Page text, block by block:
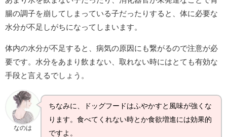
腸の調子を崩してしまっている子だったりすると、体に必要な
水分が不足しがちになってしまいます。
体内の水分が不足すると、病気の原因にも繋がるので注意が必
要です。水分をあまり飲まない、取れない時にはとても有効な
手段と言えるでしょう。
なのは
ちなみに、ドッグフードはふやかすと風味が強くな
ります。食べてくれない時とか食欲増進には効果的
ですよ。